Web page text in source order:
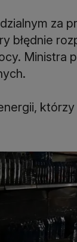
za
błędnie
Ministra